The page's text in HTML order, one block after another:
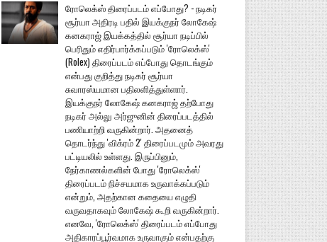
ரோலெக்ஸ் திரைப்படம் எப்போது? - நடிகர்
சூர்யா அதிரடி பதில் இயக்குநர் லோகேஷ்
கனகராஜ் இயக்கத்தில் சூர்யா நடிப்பில்
பெரிதும் எதிர்பார்க்கப்படும் 'ரோலெக்ஸ்'
(Rolex) திரைப்படம் எப்போது தொடங்கும்
என்பது குறித்து நடிகர் சூர்யா
சுவாரஸ்யமான பதிலளித்துள்ளார்.
இயக்குநர் லோகேஷ் கனகராஜ் தற்போது
நடிகர் அல்லு அர்ஜுனின் திரைப்படத்தில்
பணியாற்றி வருகின்றார். அதனைத்
தொடர்ந்து 'விக்ரம் 2' திரைப்படமும் அவரது
பட்டியலில் உள்ளது. இருப்பினும்,
நேர்காணல்களின் போது 'ரோலெக்ஸ்'
திரைப்படம் நிச்சயமாக உருவாக்கப்படும்
என்றும், அதற்கான கதையை எழுதி
வருவதாகவும் லோகேஷ் கூறி வருகின்றார்.
எனவே, 'ரோலெக்ஸ்' திரைப்படம் எப்போது
அதிகாரப்பூர்வமாக உருவாகும் என்பதற்கு